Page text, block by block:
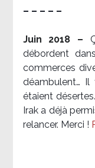
– – – – –
Juin 2018 –
débordent
commerces
déambulent…
étaient
Irak a déjà
relancer. Merci !